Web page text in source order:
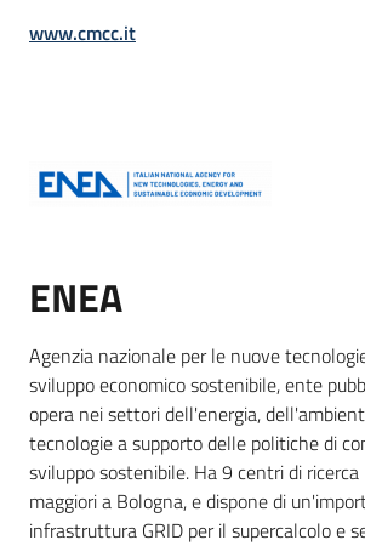
www.cmcc.it
ENEA
Agenzia nazionale per le nuove
sviluppo economico sostenibile, ente
opera nei settori dell'energia,
tecnologie a supporto delle politiche di
sviluppo sostenibile. Ha 9 centri di
maggiori a Bologna, e dispone di
infrastruttura GRID per il supercalcolo e